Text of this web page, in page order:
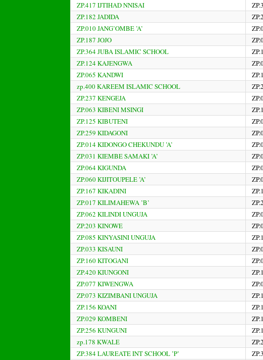
ZP.417 IJTIHAD NNISAI
ZP.182 JADIDA
ZP.010 JANG’OMBE ’A’
ZP.187 JOJO
ZP.364 JUBA ISLAMIC SCHOOL
ZP.124 KAJENGWA
ZP.065 KANDWI
zp.400 KAREEM ISLAMIC SCHOOL
ZP.237 KENGEJA
ZP.063 KIBENI MSINGI
ZP.125 KIBUTENI
ZP.259 KIDAGONI
ZP.014 KIDONGO CHEKUNDU ’A’
ZP.031 KIEMBE SAMAKI ’A’
ZP.064 KIGUNDA
ZP.060 KIJITOUPELE ’A’
ZP.167 KIKADINI
ZP.017 KILIMAHEWA ’B’
ZP.062 KILINDI UNGUJA
ZP.203 KINOWE
ZP.085 KINYASINI UNGUJA
ZP.033 KISAUNI
ZP.160 KITOGANI
ZP.420 KIUNGONI
ZP.077 KIWENGWA
ZP.073 KIZIMBANI UNGUJA
ZP.156 KOANI
ZP.029 KOMBENI
ZP.256 KUNGUNI
zp.178 KWALE
ZP.384 LAUREATE INT SCHOOL ’P’